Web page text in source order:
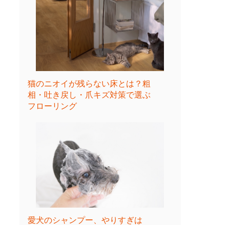
猫のニオイが残らない床とは？粗
相・吐き戻し・爪キズ対策で選ぶ
フローリング
愛犬のシャンプー、やりすぎは